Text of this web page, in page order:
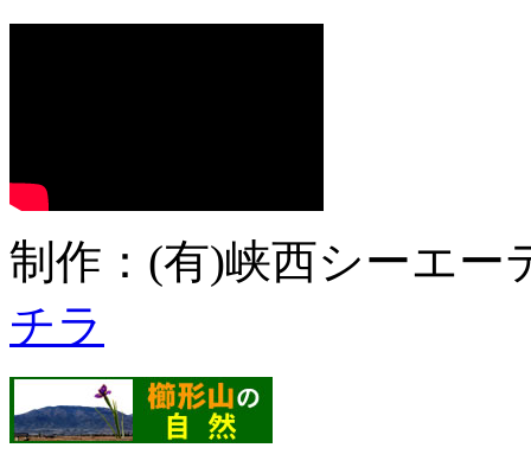
制作：(有)峡西シーエ
チラ